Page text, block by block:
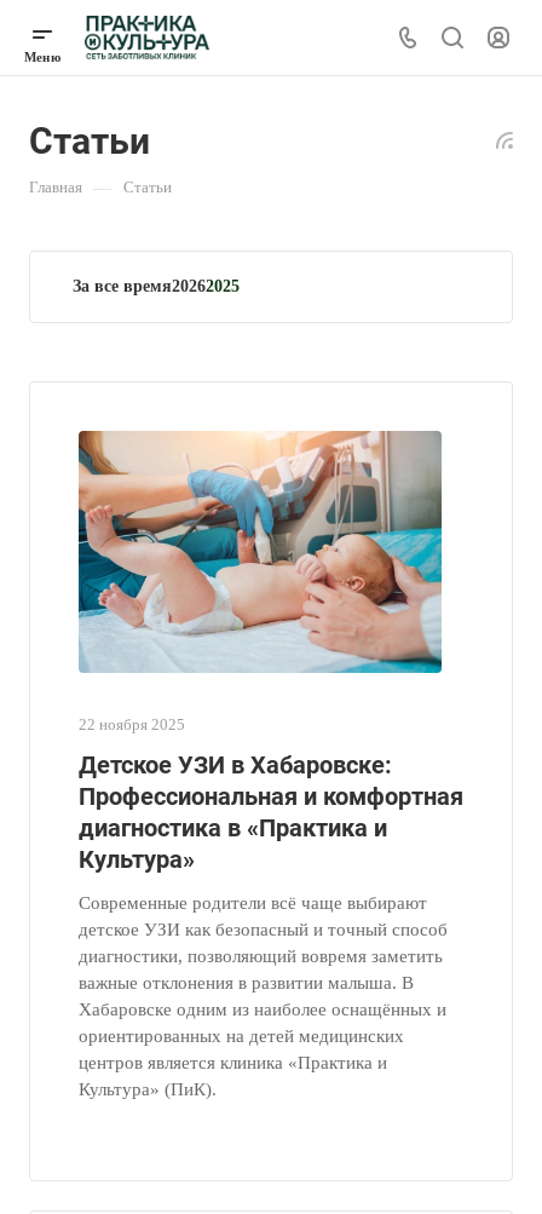
Статьи
Главная — Статьи
За все время20262025
22 ноября 2025
Детское УЗИ в Хабаровске:
Профессиональная и комфортная
диагностика в «Практика и
Культура»
Современные родители всё чаще выбирают
детское УЗИ как безопасный и точный способ
диагностики, позволяющий вовремя заметить
важные отклонения в развитии малыша. В
Хабаровске одним из наиболее оснащённых и
ориентированных на детей медицинских
центров является клиника «Практика и
Культура» (ПиК).